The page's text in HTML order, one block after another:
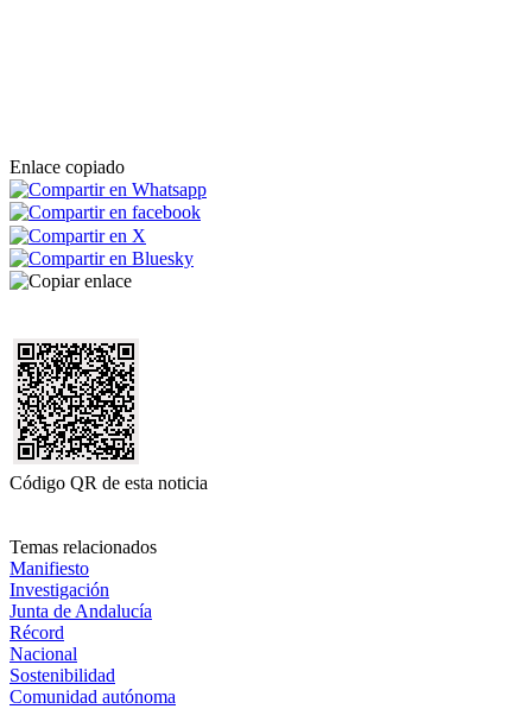
Enlace copiado
Código QR de esta noticia
Temas relacionados
Manifiesto
Investigación
Junta de Andalucía
Récord
Nacional
Sostenibilidad
Comunidad autónoma